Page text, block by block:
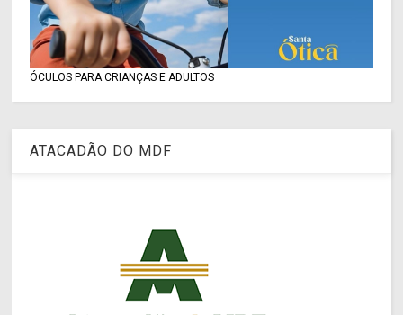
ÓCULOS PARA CRIANÇAS E ADULTOS
ATACADÃO DO MDF